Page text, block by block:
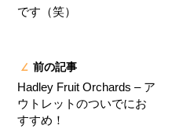
です（笑）
前の記事
Hadley Fruit Orchards – ア
ウトレットのついでにお
すすめ！